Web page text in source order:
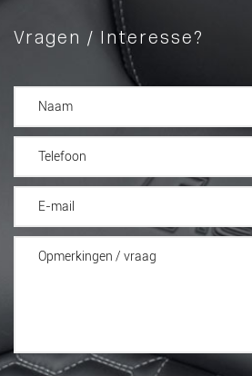
Vragen / Interesse?